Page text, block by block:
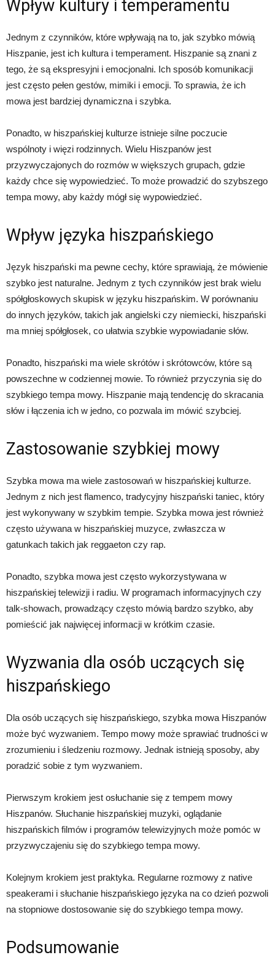
Wpływ kultury i temperamentu
Jednym z czynników, które wpływają na to, jak szybko mówią
Hiszpanie, jest ich kultura i temperament. Hiszpanie są znani z
tego, że są ekspresyjni i emocjonalni. Ich sposób komunikacji
jest często pełen gestów, mimiki i emocji. To sprawia, że ​​ich
mowa jest bardziej dynamiczna i szybka.
Ponadto, w hiszpańskiej kulturze istnieje silne poczucie
wspólnoty i więzi rodzinnych. Wielu Hiszpanów jest
przyzwyczajonych do rozmów w większych grupach, gdzie
każdy chce się wypowiedzieć. To może prowadzić do szybszego
tempa mowy, aby każdy mógł się wypowiedzieć.
Wpływ języka hiszpańskiego
Język hiszpański ma pewne cechy, które sprawiają, że mówienie
szybko jest naturalne. Jednym z tych czynników jest brak wielu
spółgłoskowych skupisk w języku hiszpańskim. W porównaniu
do innych języków, takich jak angielski czy niemiecki, hiszpański
ma mniej spółgłosek, co ułatwia szybkie wypowiadanie słów.
Ponadto, hiszpański ma wiele skrótów i skrótowców, które są
powszechne w codziennej mowie. To również przyczynia się do
szybkiego tempa mowy. Hiszpanie mają tendencję do skracania
słów i łączenia ich w jedno, co pozwala im mówić szybciej.
Zastosowanie szybkiej mowy
Szybka mowa ma wiele zastosowań w hiszpańskiej kulturze.
Jednym z nich jest flamenco, tradycyjny hiszpański taniec, który
jest wykonywany w szybkim tempie. Szybka mowa jest również
często używana w hiszpańskiej muzyce, zwłaszcza w
gatunkach takich jak reggaeton czy rap.
Ponadto, szybka mowa jest często wykorzystywana w
hiszpańskiej telewizji i radiu. W programach informacyjnych czy
talk-showach, prowadzący często mówią bardzo szybko, aby
pomieścić jak najwięcej informacji w krótkim czasie.
Wyzwania dla osób uczących się
hiszpańskiego
Dla osób uczących się hiszpańskiego, szybka mowa Hiszpanów
może być wyzwaniem. Tempo mowy może sprawiać trudności w
zrozumieniu i śledzeniu rozmowy. Jednak istnieją sposoby, aby
poradzić sobie z tym wyzwaniem.
Pierwszym krokiem jest osłuchanie się z tempem mowy
Hiszpanów. Słuchanie hiszpańskiej muzyki, oglądanie
hiszpańskich filmów i programów telewizyjnych może pomóc w
przyzwyczajeniu się do szybkiego tempa mowy.
Kolejnym krokiem jest praktyka. Regularne rozmowy z native
speakerami i słuchanie hiszpańskiego języka na co dzień pozwoli
na stopniowe dostosowanie się do szybkiego tempa mowy.
Podsumowanie